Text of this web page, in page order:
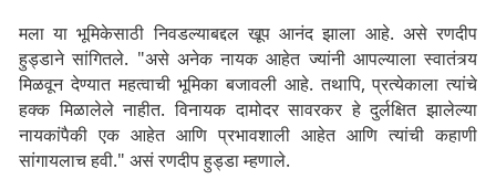
मला या भूमिकेसाठी निवडल्याबद्दल खूप आनंद झाला आहे. असे रणदीप
हुड्डाने सांगितले. "असे अनेक नायक आहेत ज्यांनी आपल्याला स्वातंत्र्य
मिळवून देण्यात महत्वाची भूमिका बजावली आहे. तथापि, प्रत्येकाला त्यांचे
हक्क मिळालेले नाहीत. विनायक दामोदर सावरकर हे दुर्लक्षित झालेल्या
नायकांपैकी एक आहेत आणि प्रभावशाली आहेत आणि त्यांची कहाणी
सांगायलाच हवी." असं रणदीप हुड्डा म्हणाले.